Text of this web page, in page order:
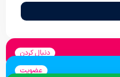
دنبال کردن
عضویت